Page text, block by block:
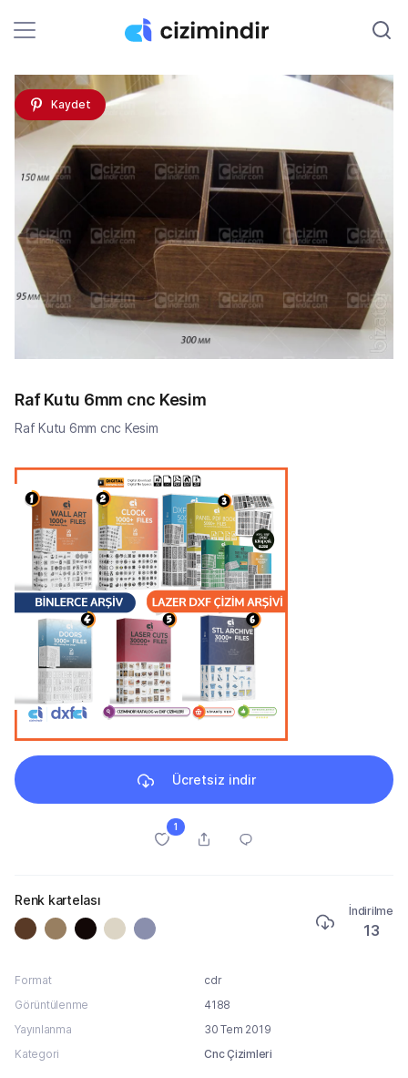
Kaydet
Raf Kutu 6mm cnc Kesim
Raf Kutu 6mm cnc Kesim
Ücretsiz indir
1
Renk kartelası
İndirilme
13
Format
cdr
Görüntülenme
4188
Yayınlanma
30 Tem 2019
Kategori
Cnc Çizimleri